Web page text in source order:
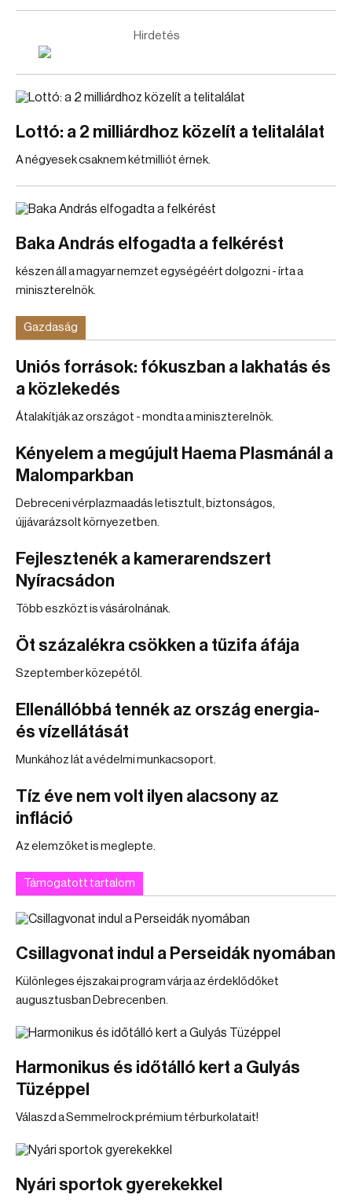
Hirdetés
Lottó: a 2 milliárdhoz közelít a telitalálat
A négyesek csaknem kétmilliót érnek.
Baka András elfogadta a felkérést
készen áll a magyar nemzet egységéért dolgozni - írta a
miniszterelnök.
Gazdaság
Uniós források: fókuszban a lakhatás és
a közlekedés
Átalakítják az országot - mondta a miniszterelnök.
Kényelem a megújult Haema Plasmánál a
Malomparkban
Debreceni vérplazmaadás letisztult, biztonságos,
újjávarázsolt környezetben.
Fejlesztenék a kamerarendszert
Nyíracsádon
Több eszközt is vásárolnának.
Öt százalékra csökken a tűzifa áfája
Szeptember közepétől.
Ellenállóbbá tennék az ország energia-
és vízellátását
Munkához lát a védelmi munkacsoport.
Tíz éve nem volt ilyen alacsony az
infláció
Az elemzőket is meglepte.
Támogatott tartalom
Csillagvonat indul a Perseidák nyomában
Különleges éjszakai program várja az érdeklődőket
augusztusban Debrecenben.
Harmonikus és időtálló kert a Gulyás
Tüzéppel
Válaszd a Semmelrock prémium térburkolatait!
Nyári sportok gyerekekkel